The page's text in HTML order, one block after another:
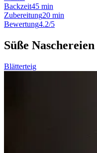
Backzeit45 min
Zubereitung20 min
Bewertung4.2/5
Süße
Blätterteig